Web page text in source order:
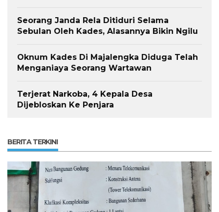
Seorang Janda Rela Ditiduri Selama
Sebulan Oleh Kades, Alasannya Bikin Ngilu
Oknum Kades Di Majalengka Diduga Telah
Menganiaya Seorang Wartawan
Terjerat Narkoba, 4 Kepala Desa
Dijebloskan Ke Penjara
BERITA TERKINI